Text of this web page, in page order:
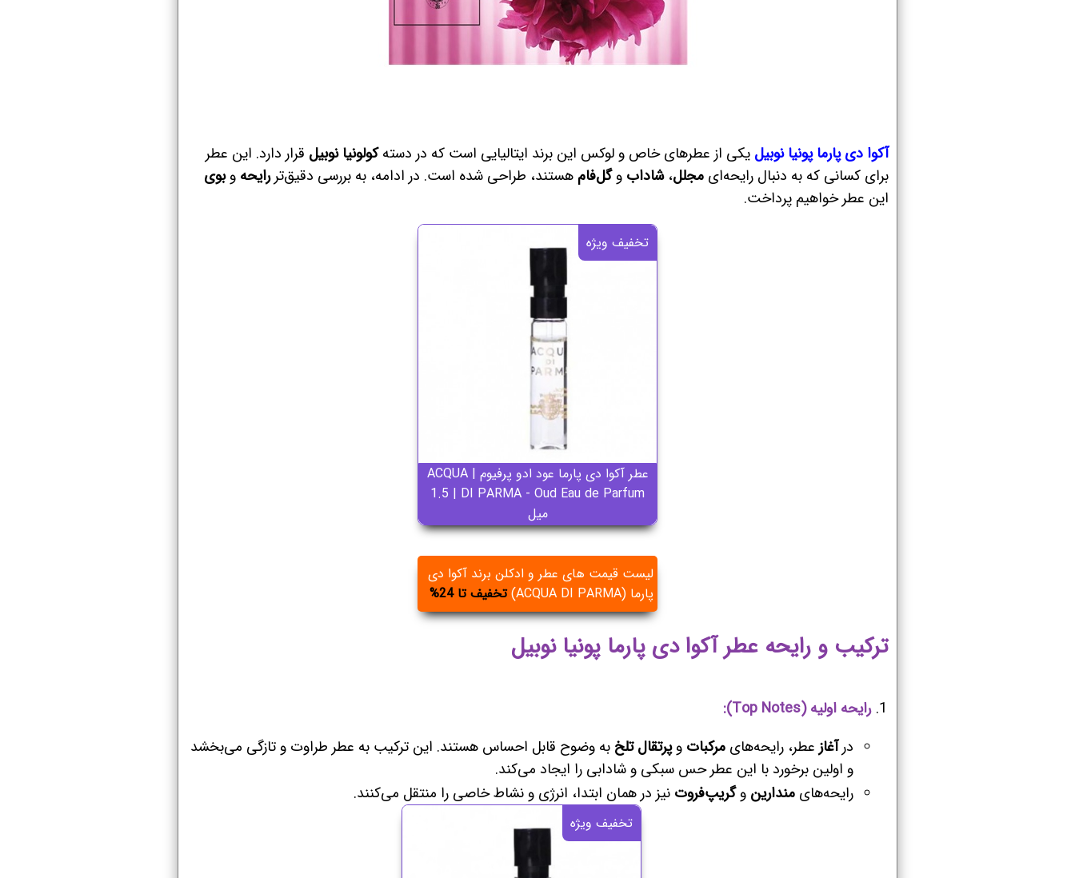
آکوا دی پارما پونیا نوبیل یکی از عطرهای خاص و لوکس این برند ایتالیایی است که در دستهکولونیا نوبیل قرار دارد. این عطر
برای کسانی که به دنبال رایحه‌ای مجلل،شاداب وگل‌فام هستند، طراحی شده است. در ادامه، به بررسی دقیق‌تررایحه وبوی
این عطر خواهیم پرداخت.
تخفیف ویژه
عطر آکوا دی پارما عود ادو پرفیوم | ACQUA
DI PARMA - Oud Eau de Parfum | ‏‎1.5
میل
لیست قیمت های عطر و ادکلن برند آکوا دی
پارما (ACQUA DI PARMA)
تخفیف تا 24%
ترکیب و رایحه عطر آکوا دی پارما پونیا نوبیل
رایحه اولیه (Top Notes):
درآغاز عطر، رایحه‌های مرکبات وپرتقال تلخ به وضوح قابل احساس هستند. این ترکیب به عطر طراوت و تازگی می‌بخشد
و اولین برخورد با این عطر حس سبکی و شادابی را ایجاد می‌کند.
رایحه‌های مندارین وگریپ‌فروت نیز در همان ابتدا، انرژی و نشاط خاصی را منتقل می‌کنند.
تخفیف ویژه